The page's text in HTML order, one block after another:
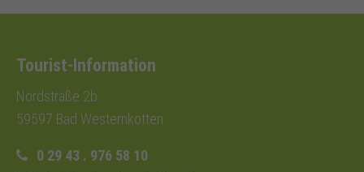
Tourist-Information
Nordstraße 2b
59597 Bad Westernkotten
0 29 43 . 976 58 10